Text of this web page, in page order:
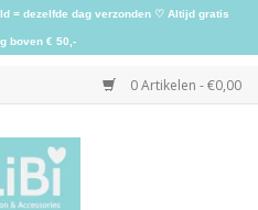
0 Artikelen - €0,00
= dezelfde dag verzonden ♡ Altijd gratis
boven € 50,-